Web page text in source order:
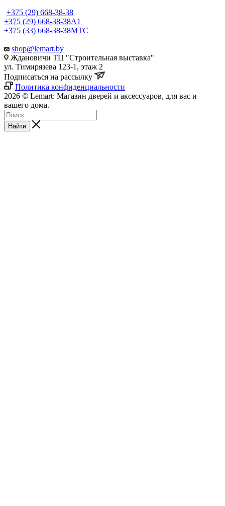
+375 (29) 668-38-38
+375 (29) 668-38-38A1
+375 (33) 668-38-38МТС
shop@lemart.by
Ждановичи ТЦ "Строительная выставка"
ул. Тимирязева 123-1, этаж 2
Подписаться на рассылку
Политика конфиденциальности
2026 © Lemart: Магазин дверей и аксессуаров, для вас и
вашего дома.
Найти